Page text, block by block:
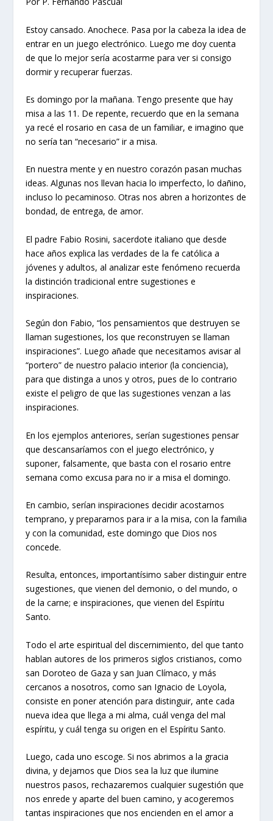
Estoy cansado. Anochece. Pasa por la cabeza la idea de
entrar en un juego electrónico. Luego me doy cuenta
de que lo mejor sería acostarme para ver si consigo
dormir y recuperar fuerzas.
Es domingo por la mañana. Tengo presente que hay
misa a las 11. De repente, recuerdo que en la semana
ya recé el rosario en casa de un familiar, e imagino que
no sería tan “necesario” ir a misa.
En nuestra mente y en nuestro corazón pasan muchas
ideas. Algunas nos llevan hacia lo imperfecto, lo dañino,
incluso lo pecaminoso. Otras nos abren a horizontes de
bondad, de entrega, de amor.
El padre Fabio Rosini, sacerdote italiano que desde
hace años explica las verdades de la fe católica a
jóvenes y adultos, al analizar este fenómeno recuerda
la distinción tradicional entre sugestiones e
inspiraciones.
Según don Fabio, “los pensamientos que destruyen se
llaman sugestiones, los que reconstruyen se llaman
inspiraciones”. Luego añade que necesitamos avisar al
“portero” de nuestro palacio interior (la conciencia),
para que distinga a unos y otros, pues de lo contrario
existe el peligro de que las sugestiones venzan a las
inspiraciones.
En los ejemplos anteriores, serían sugestiones pensar
que descansaríamos con el juego electrónico, y
suponer, falsamente, que basta con el rosario entre
semana como excusa para no ir a misa el domingo.
En cambio, serían inspiraciones decidir acostarnos
temprano, y prepararnos para ir a la misa, con la familia
y con la comunidad, este domingo que Dios nos
concede.
Resulta, entonces, importantísimo saber distinguir entre
sugestiones, que vienen del demonio, o del mundo, o
de la carne; e inspiraciones, que vienen del Espíritu
Santo.
Todo el arte espiritual del discernimiento, del que tanto
hablan autores de los primeros siglos cristianos, como
san Doroteo de Gaza y san Juan Clímaco, y más
cercanos a nosotros, como san Ignacio de Loyola,
consiste en poner atención para distinguir, ante cada
nueva idea que llega a mi alma, cuál venga del mal
espíritu, y cuál tenga su origen en el Espíritu Santo.
Luego, cada uno escoge. Si nos abrimos a la gracia
divina, y dejamos que Dios sea la luz que ilumine
nuestros pasos, rechazaremos cualquier sugestión que
nos enrede y aparte del buen camino, y acogeremos
tantas inspiraciones que nos encienden en el amor a